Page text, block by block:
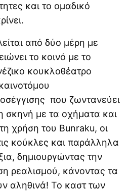
και το ομαδικό
από δύο μέρη με
το κοινό με το
κουκλοθέατρο
που ζωντανεύει
σκηνή με τα οχήματα και
χρήση του Bunraku, οι
κούκλες και παράλληλα
δημιουργώντας την
ρεαλισμού, κάνοντας τα
αληθινά! Το καστ των